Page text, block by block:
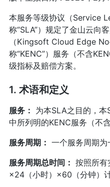
本服务等级协议（Service
称“SLA”）规定了金山云向
（Kingsoft Cloud Edge
称“KENC”）服务（不含
级指标及赔偿方案。
1. 术语和定义
服务： 为本SLA之目的，
中所列明的KENC服务（不
服务周期： 一个服务周期为
服务周期总时间： 按照所有
×24（小时）×60（分钟）计